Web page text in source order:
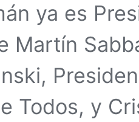
ya es
Martín
Todos, y